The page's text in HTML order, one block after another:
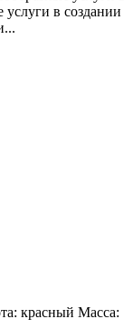
услуги в создании
красный Масса: